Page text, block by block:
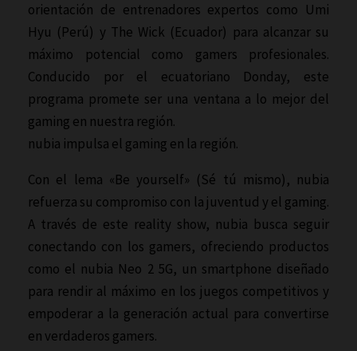
orientación de entrenadores expertos como Umi
Hyu (Perú) y The Wick (Ecuador) para alcanzar su
máximo potencial como gamers profesionales.
Conducido por el ecuatoriano Donday, este
programa promete ser una ventana a lo mejor del
gaming en nuestra región.
nubia impulsa el gaming en la región.
Con el lema «Be yourself» (Sé tú mismo), nubia
refuerza su compromiso con la juventud y el gaming.
A través de este reality show, nubia busca seguir
conectando con los gamers, ofreciendo productos
como el nubia Neo 2 5G, un smartphone diseñado
para rendir al máximo en los juegos competitivos y
empoderar a la generación actual para convertirse
en verdaderos gamers.